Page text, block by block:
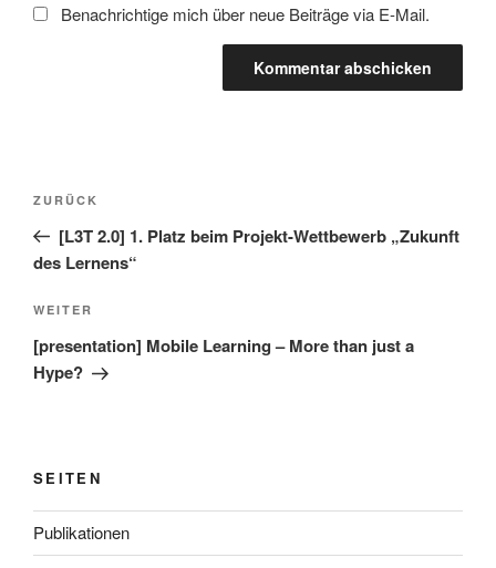
Benachrichtige mich über neue Beiträge via E-Mail.
Beitragsnavigation
Vorheriger
Beitrag
ZURÜCK
[L3T 2.0] 1. Platz beim Projekt-Wettbewerb „Zukunft
des Lernens“
Nächster
Beitrag
WEITER
[presentation] Mobile Learning – More than just a
Hype?
SEITEN
Publikationen